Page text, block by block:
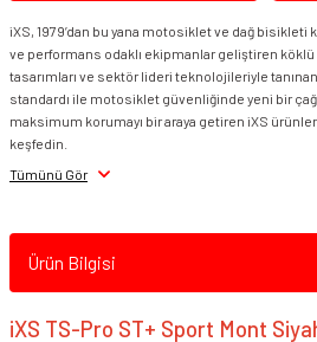
iXS TS-Pro ST+ Sport Mont Siyah Gri Sarı
iXS
iXS, 1979’dan bu yana motosiklet ve dağ bisikleti
ve performans odaklı ekipmanlar geliştiren köklü
tasarımları ve sektör lideri teknolojileriyle tanınan
standardı ile motosiklet güvenliğinde yeni bir
maksimum korumayı bir araya getiren iXS
keşfedin.
Tümünü Gör
Ürün Bilgisi
iXS TS-Pro ST+ Sport Mont